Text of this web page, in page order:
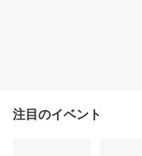
注目のイベント